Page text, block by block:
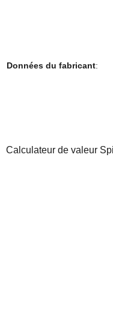
Données du fabricant:
Calculateur de valeur